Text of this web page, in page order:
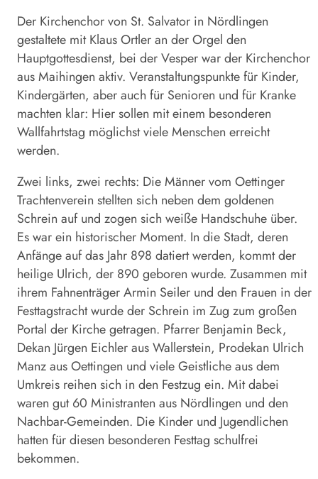
Der Kirchenchor von St. Salvator in Nördlingen
gestaltete mit Klaus Ortler an der Orgel den
Hauptgottesdienst, bei der Vesper war der Kirchenchor
aus Maihingen aktiv. Veranstaltungspunkte für Kinder,
Kindergärten, aber auch für Senioren und für Kranke
machten klar: Hier sollen mit einem besonderen
Wallfahrtstag möglichst viele Menschen erreicht
werden.
Zwei links, zwei rechts: Die Männer vom Oettinger
Trachtenverein stellten sich neben dem goldenen
Schrein auf und zogen sich weiße Handschuhe über.
Es war ein historischer Moment. In die Stadt, deren
Anfänge auf das Jahr 898 datiert werden, kommt der
heilige Ulrich, der 890 geboren wurde. Zusammen mit
ihrem Fahnenträger Armin Seiler und den Frauen in der
Festtagstracht wurde der Schrein im Zug zum großen
Portal der Kirche getragen. Pfarrer Benjamin Beck,
Dekan Jürgen Eichler aus Wallerstein, Prodekan Ulrich
Manz aus Oettingen und viele Geistliche aus dem
Umkreis reihen sich in den Festzug ein. Mit dabei
waren gut 60 Ministranten aus Nördlingen und den
Nachbar-Gemeinden. Die Kinder und Jugendlichen
hatten für diesen besonderen Festtag schulfrei
bekommen.